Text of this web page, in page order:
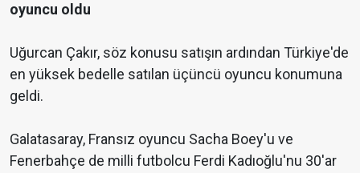
oyuncu oldu
Uğurcan Çakır, söz konusu satışın ardından Türkiye'de
en yüksek bedelle satılan üçüncü oyuncu konumuna
geldi.
Galatasaray, Fransız oyuncu Sacha Boey'u ve
Fenerbahçe de milli futbolcu Ferdi Kadıoğlu'nu 30'ar